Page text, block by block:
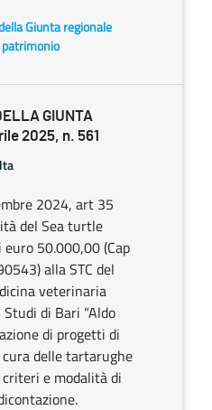
Giunta regionale
GIUNTA
2025, n. 561
2024, art 35
del Sea turtle
50.000,00 (Cap
alla STC del
veterinaria
di Bari “Aldo
di progetti di
delle tartarughe
e modalità di